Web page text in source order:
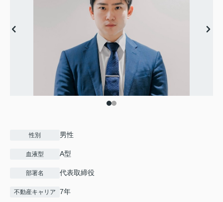
性別 男性
血液型 A型
部署名 代表取締役
不動産キャリア 7年